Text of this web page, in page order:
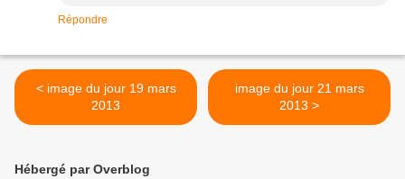
Répondre
< image du jour 19 mars
2013
image du jour 21 mars
2013 >
Hébergé par Overblog